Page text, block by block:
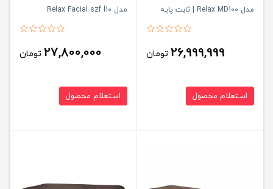
مدل Relax MD100 | ثابت پایه
26,999,999 تومان
استعلام محصول
مدل Relax Facial szf l10
27,800,000 تومان
استعلام محصول